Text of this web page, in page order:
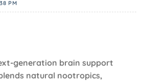
PM
generation brain support
natural nootropics,